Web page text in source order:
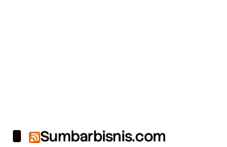
Sumbarbisnis.com